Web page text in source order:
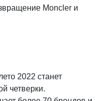
Moncler и
2022 станет
четверки.